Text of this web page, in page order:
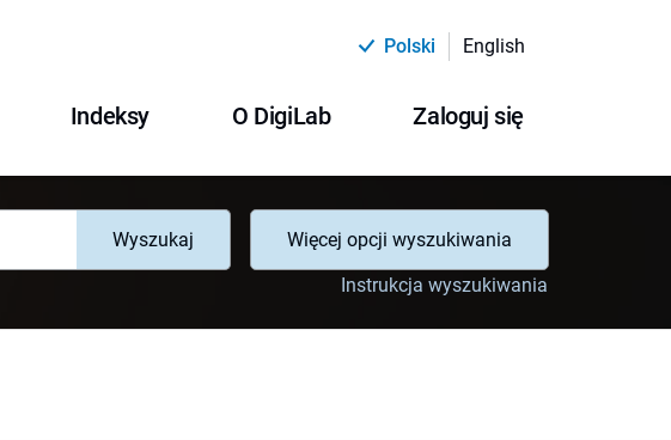
Polski English
Indeksy O DigiLab Zaloguj się
Wyszukaj
Więcej opcji wyszukiwania
Instrukcja wyszukiwania